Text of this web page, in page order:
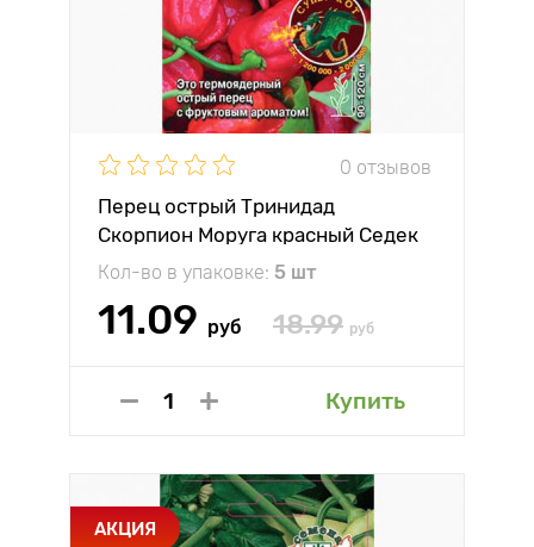
0 отзывов
Перец острый Тринидад
Скорпион Моруга красный Седек
Кол-во в упаковке: 5 шт
11.09 руб 18.99 руб
Купить
АКЦИЯ